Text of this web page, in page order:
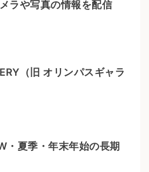
ラや写真の情報を配信
（旧 オリンパスギャラ
・夏季・年末年始の長期